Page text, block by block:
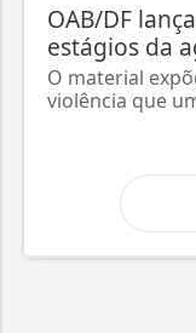
OAB/DF
estágios da
O material
violência que